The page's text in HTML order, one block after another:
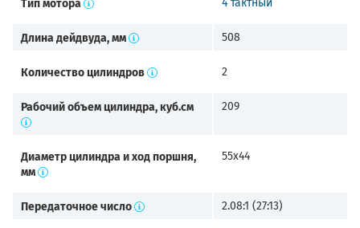
Длина дейдвуда, мм 508
Количество цилиндров 2
Рабочий объем цилиндра, куб.см 209
Диаметр цилиндра и ход поршня,
мм
55х44
Передаточное число
2.08:1 (27:13)